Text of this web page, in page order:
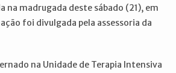
na madrugada deste sábado (21), em
foi divulgada pela assessoria da
na Unidade de Terapia Intensiva